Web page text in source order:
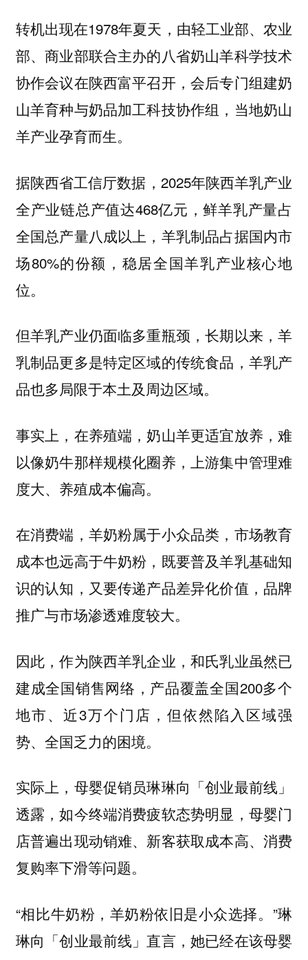
转机出现在1978年夏天，由轻工业部、农业
部、商业部联合主办的八省奶山羊科学技术
协作会议在陕西富平召开，会后专门组建奶
山羊育种与奶品加工科技协作组，当地奶山
羊产业孕育而生。
据陕西省工信厅数据，2025年陕西羊乳产业
全产业链总产值达468亿元，鲜羊乳产量占
全国总产量八成以上，羊乳制品占据国内市
场80%的份额，稳居全国羊乳产业核心地
位。
但羊乳产业仍面临多重瓶颈，长期以来，羊
乳制品更多是特定区域的传统食品，羊乳产
品也多局限于本土及周边区域。
事实上，在养殖端，奶山羊更适宜放养，难
以像奶牛那样规模化圈养，上游集中管理难
度大、养殖成本偏高。
在消费端，羊奶粉属于小众品类，市场教育
成本也远高于牛奶粉，既要普及羊乳基础知
识的认知，又要传递产品差异化价值，品牌
推广与市场渗透难度较大。
因此，作为陕西羊乳企业，和氏乳业虽然已
建成全国销售网络，产品覆盖全国200多个
地市、近3万个门店，但依然陷入区域强
势、全国乏力的困境。
实际上，母婴促销员琳琳向「创业最前线」
透露，如今终端消费疲软态势明显，母婴门
店普遍出现动销难、新客获取成本高、消费
复购率下滑等问题。
“相比牛奶粉，羊奶粉依旧是小众选择。”琳
琳向「创业最前线」直言，她已经在该母婴